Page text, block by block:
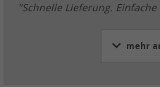
"Schnelle Lieferung.
mehr